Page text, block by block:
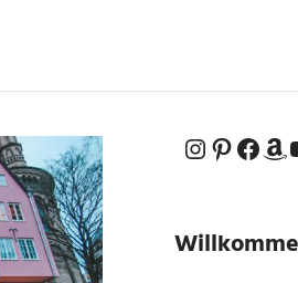
Instagram